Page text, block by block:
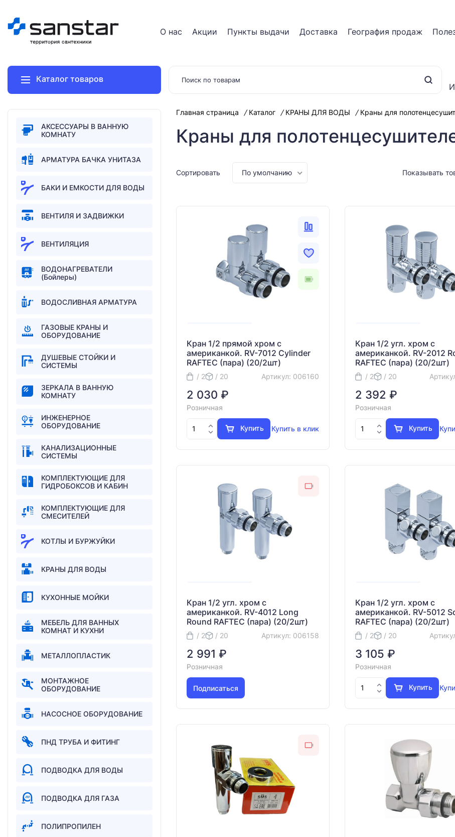
О нас Акции Пункты выдачи Доставка География продаж
Каталог товаров
АКСЕССУАРЫ В ВАННУЮ
КОМНАТУ
АРМАТУРА БАЧКА УНИТАЗА
БАКИ И ЕМКОСТИ ДЛЯ ВОДЫ
ВЕНТИЛЯ И ЗАДВИЖКИ
ВЕНТИЛЯЦИЯ
ВОДОНАГРЕВАТЕЛИ
(Бойлеры)
ВОДОСЛИВНАЯ АРМАТУРА
ГАЗОВЫЕ КРАНЫ И
ОБОРУДОВАНИЕ
ДУШЕВЫЕ СТОЙКИ И
СИСТЕМЫ
ЗEРКAЛA В ВАННУЮ
КОМНАТУ
ИНЖЕНЕРНОЕ
ОБОРУДОВАНИЕ
КАНАЛИЗАЦИОННЫЕ
СИСТЕМЫ
КОМПЛЕКТУЮЩИЕ ДЛЯ
ГИДРОБОКСОВ И КАБИН
КОМПЛЕКТУЮЩИЕ ДЛЯ
СМЕСИТЕЛЕЙ
КОТЛЫ И БУРЖУЙКИ
КРАНЫ ДЛЯ ВОДЫ
КУХОННЫЕ МОЙКИ
МЕБЕЛЬ ДЛЯ ВАННЫХ
КОМНАТ И КУХНИ
МЕТАЛЛОПЛАСТИК
МОНТАЖНОЕ
ОБОРУДОВАНИЕ
НАСОСНОЕ ОБОРУДОВАНИЕ
ПНД ТРУБА И ФИТИНГ
ПОДВОДКА ДЛЯ ВОДЫ
ПОДВОДКА ДЛЯ ГАЗА
ПОЛИПРОПИЛЕН
Главная страница Каталог КРАНЫ ДЛЯ ВОДЫ Краны для
Краны для
Сортировать По умолчанию Показывать
Кран 1/2 прямой хром с
американкой. RV-7012 Cylinder
RAFTEC (пара) (20/2шт)
/ 2 / 20 Артикул: 006160
2 030 ₽
Розничная
Купить Купить в клик
Кран 1/2 угл. хром с
американкой. RV-2012
RAFTEC (пара) (20/2шт)
/ 2 / 20
2 392 ₽
Розничная
Купить
Кран 1/2 угл. хром с
американкой. RV-4012 Long
Round RAFTEC (пара) (20/2шт)
/ 2 / 20 Артикул: 006158
2 991 ₽
Розничная
Подписаться
Кран 1/2 угл. хром с
американкой. RV-5012
RAFTEC (пара) (20/2шт)
/ 2 / 20
3 105 ₽
Розничная
Купить